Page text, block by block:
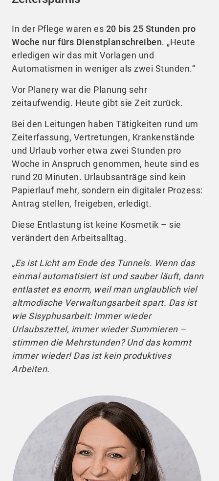
In der Pflege waren es 20 bis 25 Stunden pro
Woche nur fürs Dienstplanschreiben. „Heute
erledigen wir das mit Vorlagen und
Automatismen in weniger als zwei Stunden.“
Vor Planery war die Planung sehr
zeitaufwendig. Heute gibt sie Zeit zurück.
Bei den Leitungen haben Tätigkeiten rund um
Zeiterfassung, Vertretungen, Krankenstände
und Urlaub vorher etwa zwei Stunden pro
Woche in Anspruch genommen, heute sind es
rund 20 Minuten. Urlaubsanträge sind kein
Papierlauf mehr, sondern ein digitaler Prozess:
Antrag stellen, freigeben, erledigt.
Diese Entlastung ist keine Kosmetik – sie
verändert den Arbeitsalltag.
„Es ist Licht am Ende des Tunnels. Wenn das
einmal automatisiert ist und sauber läuft, dann
entlastet es enorm, weil man unglaublich viel
altmodische Verwaltungsarbeit spart. Das ist
wie Sisyphusarbeit: Immer wieder
Urlaubszettel, immer wieder Summieren –
stimmen die Mehrstunden? Und das kommt
immer wieder! Das ist kein produktives
Arbeiten.